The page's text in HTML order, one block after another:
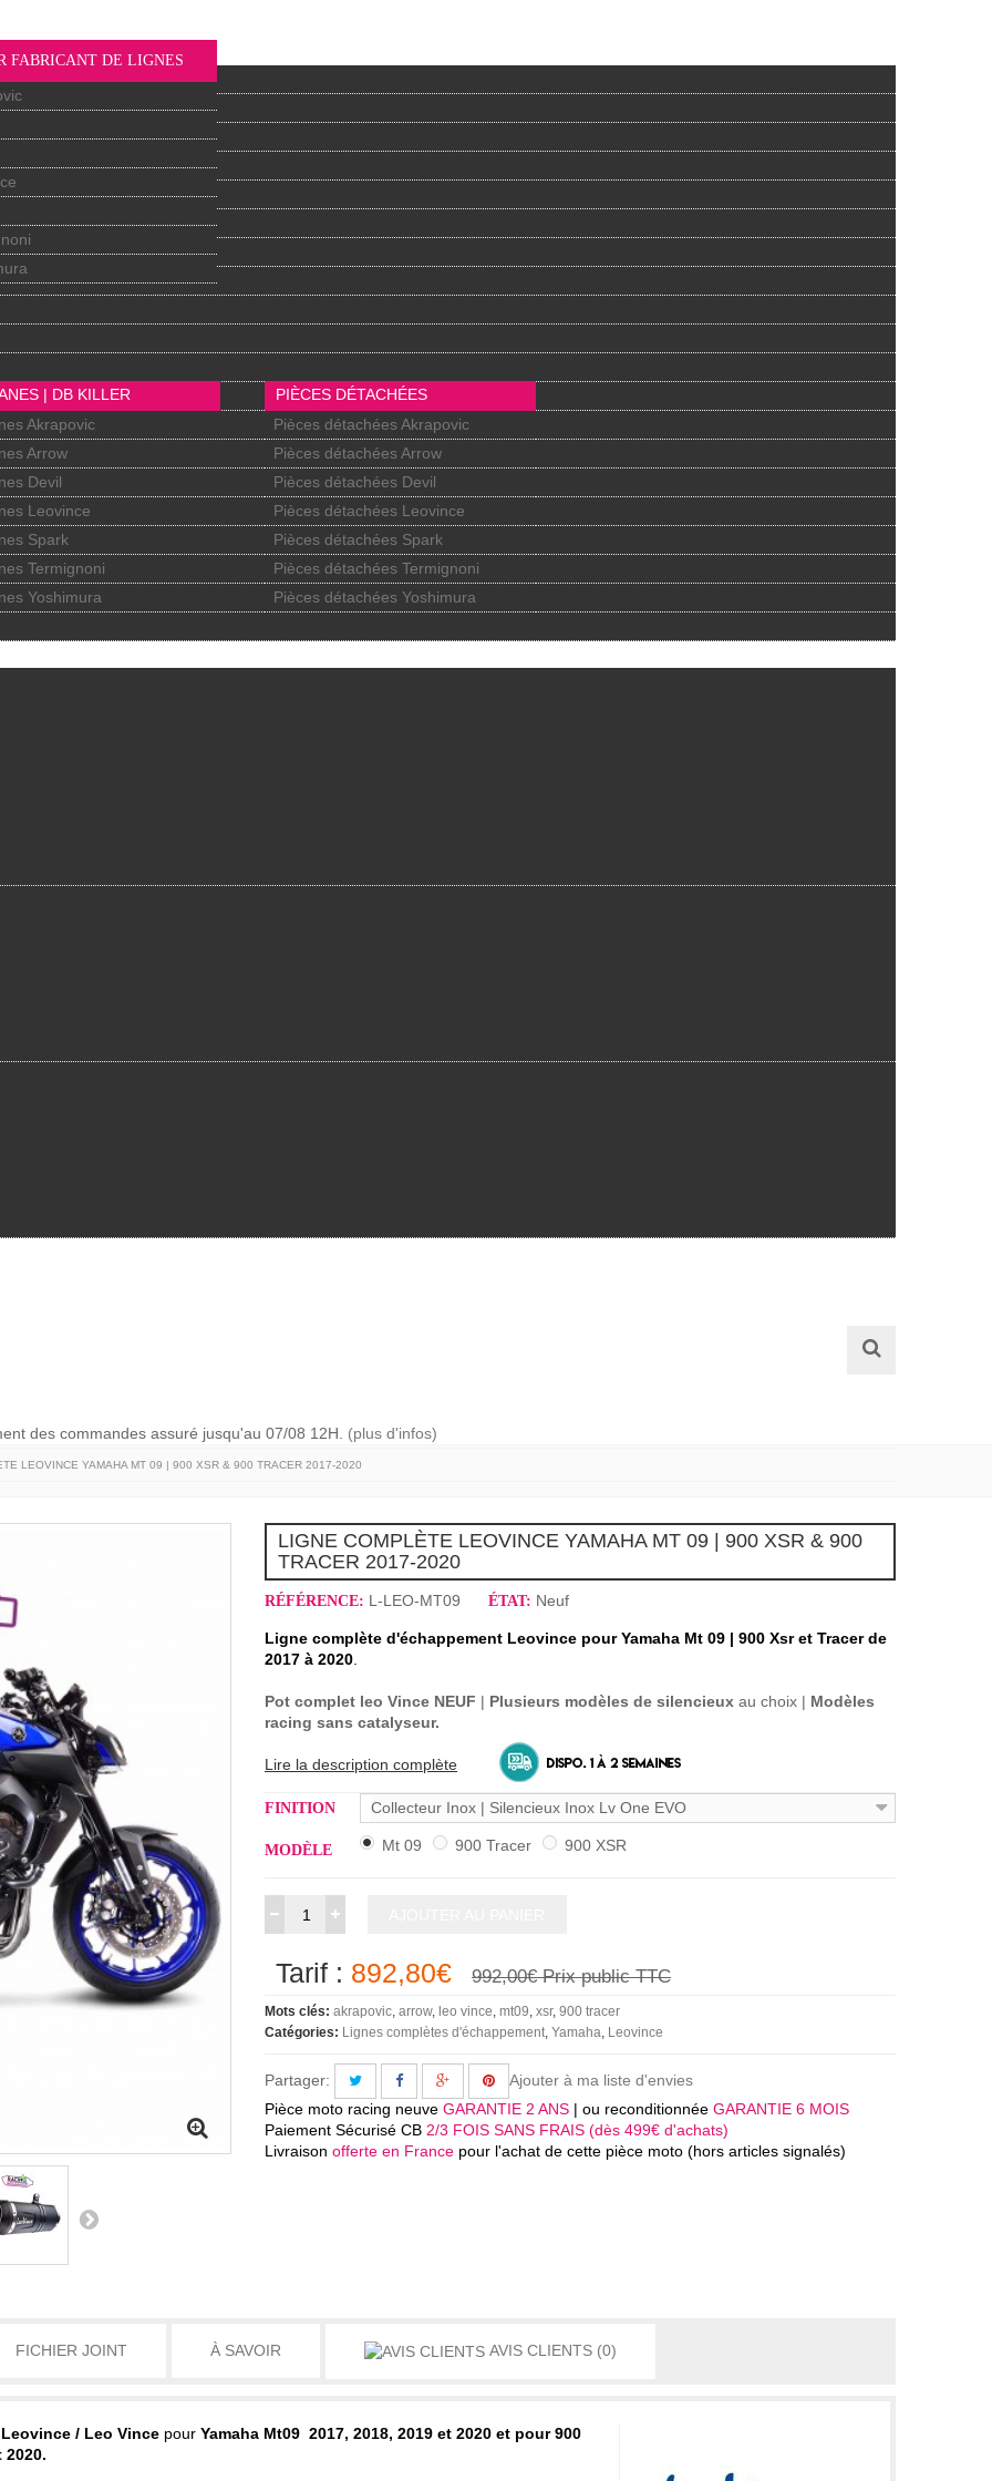
FABRICANT DE LIGNES
| DB KILLER
Akrapovic
Arrow
Devil
Leovince
Spark
Termignoni
Yoshimura
PIÈCES DÉTACHÉES
Pièces détachées Akrapovic
Pièces détachées Arrow
Pièces détachées Devil
Pièces détachées Leovince
Pièces détachées Spark
Pièces détachées Termignoni
Pièces détachées Yoshimura
des commandes assuré jusqu'au 07/08 12H. (plus d'infos)
LEOVINCE YAMAHA MT 09 | 900 XSR & 900 TRACER 2017-2020
LIGNE COMPLÈTE LEOVINCE YAMAHA MT 09 | 900 XSR & 900
TRACER 2017-2020
RÉFÉRENCE: L-LEO-MT09 ÉTAT: Neuf
Ligne complète d'échappement Leovince pour Yamaha Mt 09 | 900 Xsr et Tracer de
2017 à 2020.
Pot complet leo Vince NEUF | Plusieurs modèles de silencieux au choix | Modèles
racing sans catalyseur.
Lire la description complète
FINITION Collecteur Inox | Silencieux Inox Lv One EVO
MODÈLE Mt 09 900 Tracer 900 XSR
Tarif : 892,80€ 992,00€Prix public TTC
Mots clés: akrapovic arrow leo vince mt09 xsr 900 tracer
Catégories: Lignes complètes d'échappement Yamaha Leovince
Partager:
Ajouter à ma liste d'envies
Pièce moto racing neuve GARANTIE 2 ANS | ou reconditionnée GARANTIE 6 MOIS
Paiement Sécurisé CB 2/3 FOIS SANS FRAIS (dès 499€ d'achats)
Livraison offerte en France pour l'achat de cette pièce moto (hors articles signalés)
FICHIER JOINT À SAVOIR AVIS CLIENTS (0)
/ Leo Vince pour Yamaha Mt09 2017, 2018, 2019 et 2020 et pour 900
2020.